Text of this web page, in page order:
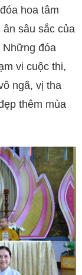
hoa tâm
sâu sắc của
đóa
vi cuộc thi,
ngã, vị tha
thêm mùa